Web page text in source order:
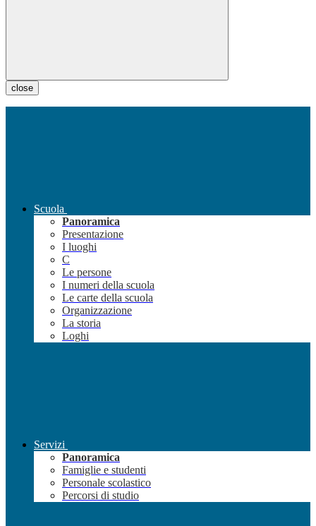
close
Scuola
Panoramica
Presentazione
I luoghi
C
Le persone
I numeri della scuola
Le carte della scuola
Organizzazione
La storia
Loghi
Servizi
Panoramica
Famiglie e studenti
Personale scolastico
Percorsi di studio